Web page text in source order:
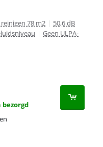
78 m2 | 50,6 dB
| Geen ULPA-
bezorgd